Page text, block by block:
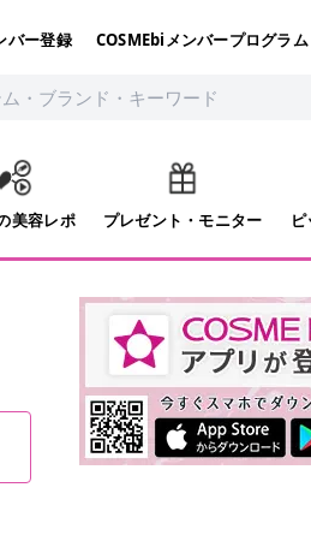
バー登録 COSMEbiメンバープログラム
美容レポ プレゼント・モニター